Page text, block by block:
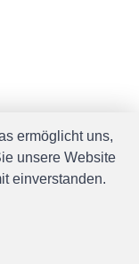
ermöglicht uns,
unsere Website
einverstanden.